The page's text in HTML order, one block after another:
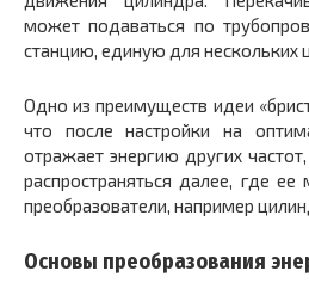
может подаваться по
станцию, единую для нескольких
Одно из преимуществ идеи
что после настройки на
отражает энергию других
распространяться далее, где ее
преобразователи, например
Основы преобразования